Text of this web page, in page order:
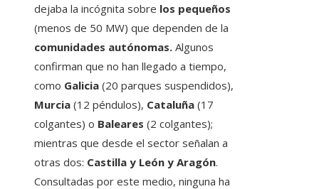
dejaba la incógnita sobre los pequeños
(menos de 50 MW) que dependen de la
comunidades autónomas. Algunos
confirman que no han llegado a tiempo,
como Galicia (20 parques suspendidos),
Murcia (12 péndulos), Cataluña (17
colgantes) o Baleares (2 colgantes);
mientras que desde el sector señalan a
otras dos: Castilla y León y Aragón.
Consultadas por este medio, ninguna ha